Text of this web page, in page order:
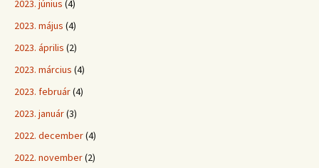
2023. június (4)
2023. május (4)
2023. április (2)
2023. március (4)
2023. február(4)
2023. január(3)
2022. december(4)
2022. november(2)